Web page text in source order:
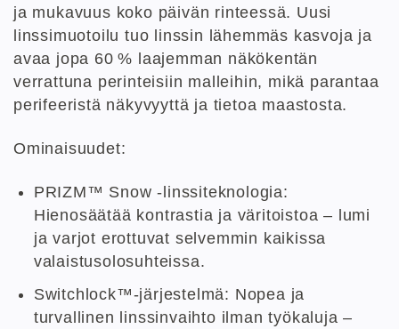
ja mukavuus koko päivän rinteessä. Uusi
linssimuotoilu tuo linssin lähemmäs kasvoja ja
avaa jopa 60 % laajemman näkökentän
verrattuna perinteisiin malleihin, mikä parantaa
perifeeristä näkyvyyttä ja tietoa maastosta.
Ominaisuudet:
PRIZM™ Snow -linssiteknologia:
Hienosäätää kontrastia ja väritoistoa – lumi
ja varjot erottuvat selvemmin kaikissa
valaistusolosuhteissa.
Switchlock™-järjestelmä: Nopea ja
turvallinen linssinvaihto ilman työkaluja –